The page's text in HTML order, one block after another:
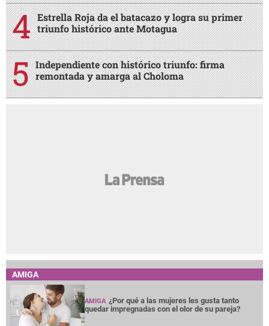
Estrella Roja da el batacazo y logra su primer
triunfo histórico ante Motagua
Independiente con histórico triunfo: firma
remontada y amarga al Choloma
AMIGA
AMIGA ¿Por qué a las mujeres les gusta tanto
quedar impregnadas con el olor de su pareja?